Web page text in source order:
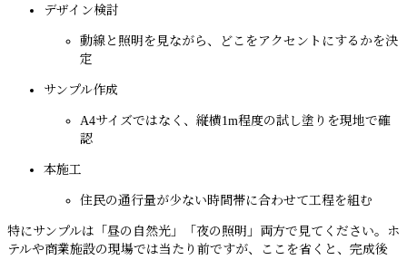
デザイン検討
動線と照明を見ながら、どこをアクセントにするかを決
定
サンプル作成
A4サイズではなく、縦横1m程度の試し塗りを現地で確
認
本施工
住民の通行量が少ない時間帯に合わせて工程を組む
特にサンプルは「昼の自然光」「夜の照明」両方で見てください。ホ
テルや商業施設の現場では当たり前ですが、ここを省くと、完成後